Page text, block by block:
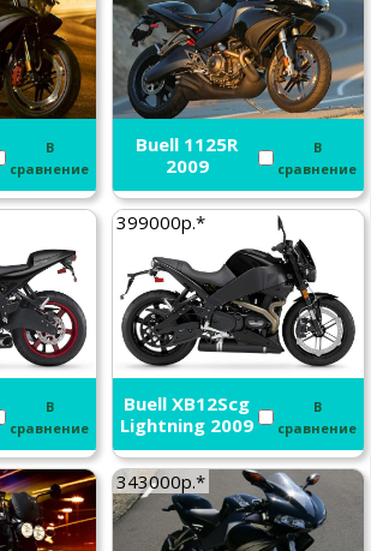
В
сравнение
Buell 1125R
2009
В
сравнение
В
сравнение
399000р.*
Buell XB12Scg
Lightning 2009
В
сравнение
343000р.*